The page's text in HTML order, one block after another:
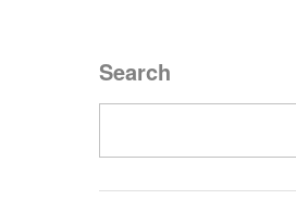
Search